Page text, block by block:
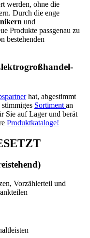
werden, ohne die
Durch die enge
und
Produkte passgenau zu
bestehenden
hat, abgestimmt
Sortiment an
Sie auf Lager und berät
Produktkataloge!
Vorzählerteil und